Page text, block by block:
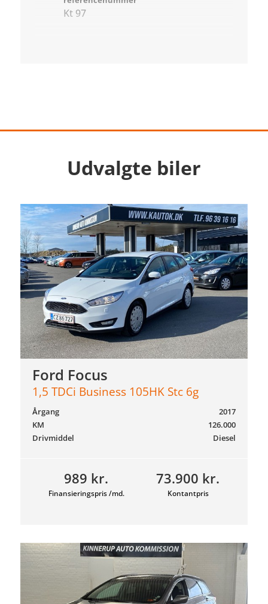
Kt 97
Udvalgte biler
Ford Focus
1,5 TDCi Business 105HK Stc 6g
989 kr.
Finansieringspris /md.
73.900 kr.
Kontantpris
2017
Årgang
126.000
KM
Diesel
Drivmiddel